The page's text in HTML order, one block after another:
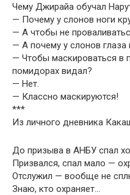
Чему Джирайа обучал
— Почему у слонов ноги
— А чтобы не
— А почему у слонов глаза
— Чтобы маскироваться в
помидорах видал?
— Нет.
— Классно маскируются!
***
Из личного дневника
До призыва в АНБУ спал
Призвался, спал мало —
Отслужил — вообще не
Знаю, кто охраняет…